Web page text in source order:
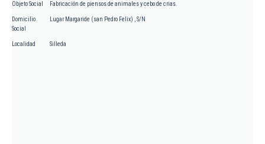
Objeto Social Fabricación de piensos de animales y cebo de crias.
Domicilio
Social
Lugar Margaride (san Pedro Felix) , S/N
Localidad Silleda